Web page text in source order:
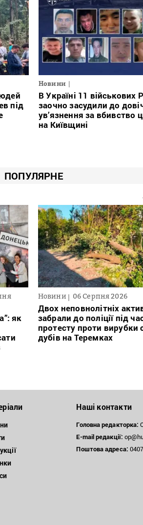
під
Новини
В Україні 11 військових
заочно засудили до
ув’язнення за вбивство
на Київщині
ПОПУЛЯРНЕ
як
Новини 06 Серпня 2026
Двох неповнолітніх
забрали до поліції під
протесту проти вирубки
дубів на Теремках
Наші контакти
Головна редакторка:
E-mail редакції:
Поштоваадреса: